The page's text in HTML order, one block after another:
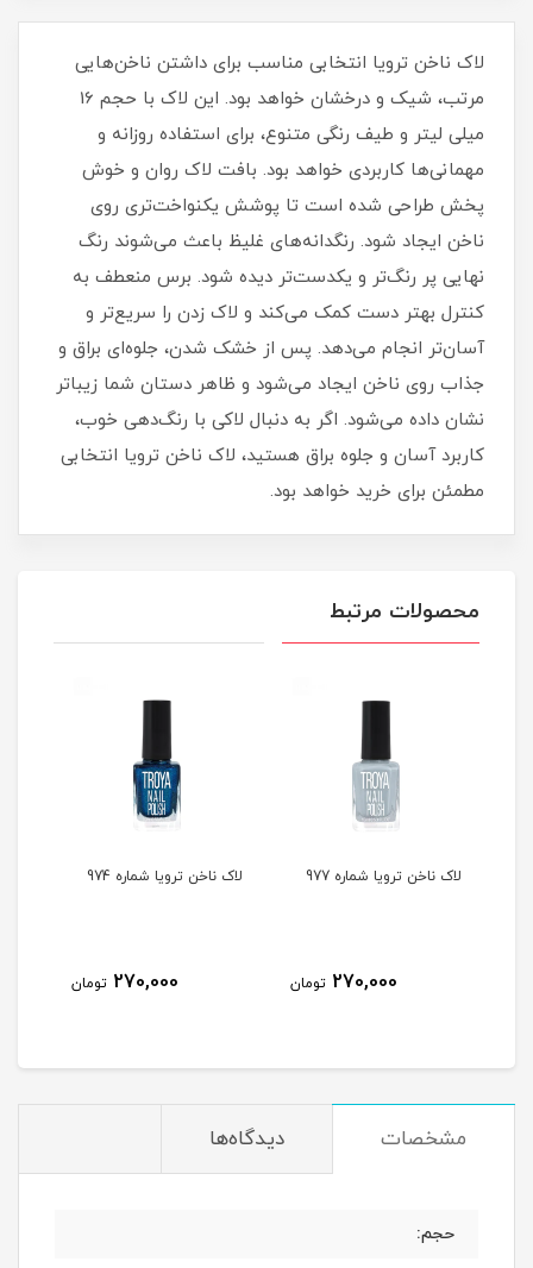
لاک ناخن ترویا انتخابی مناسب برای داشتن ناخن‌هایی
مرتب، شیک و درخشان خواهد بود. این لاک با حجم 16
میلی‌ لیتر و طیف رنگی متنوع، برای استفاده روزانه و
مهمانی‌ها کاربردی خواهد بود. بافت لاک روان و خوش‌
پخش طراحی شده است تا پوشش یکنواخت‌تری روی
ناخن ایجاد شود. رنگدانه‌های غلیظ باعث می‌شوند رنگ
نهایی پر رنگ‌تر و یکدست‌تر دیده شود. برس منعطف به
کنترل بهتر دست کمک می‌کند و لاک زدن را سریع‌تر و
آسان‌تر انجام می‌دهد. پس از خشک شدن، جلوه‌ای براق و
جذاب روی ناخن ایجاد می‌شود و ظاهر دستان شما زیباتر
نشان داده می‌شود. اگر به دنبال لاکی با رنگ‌دهی خوب،
کاربرد آسان و جلوه براق هستید، لاک ناخن ترویا انتخابی
مطمئن برای خرید خواهد بود.
محصولات مرتبط
لاک ناخن ترویا شماره 977
270,000 تومان
لاک ناخن ترویا شماره 974
270,000 تومان
مشخصات دیدگاه‌ها
حجم: